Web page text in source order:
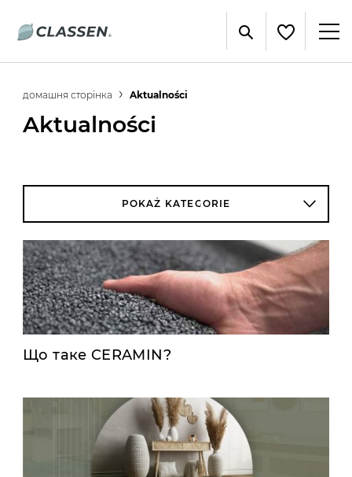
домашня сторінка Aktualności
Aktualności
POKAŻ KATEGORIE
Що таке CERAMIN?